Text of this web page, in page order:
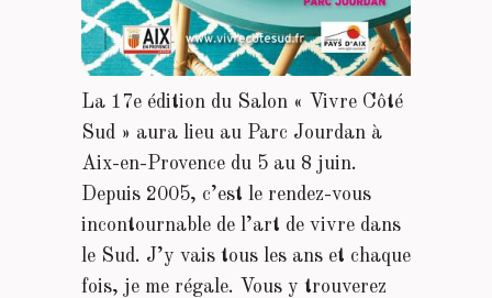
La 17e édition du Salon « Vivre Côté
Sud » aura lieu au Parc Jourdan à
Aix-en-Provence du 5 au 8 juin.
Depuis 2005, c’est le rendez-vous
incontournable de l’art de vivre dans
le Sud. J’y vais tous les ans et chaque
fois, je me régale. Vous y trouverez